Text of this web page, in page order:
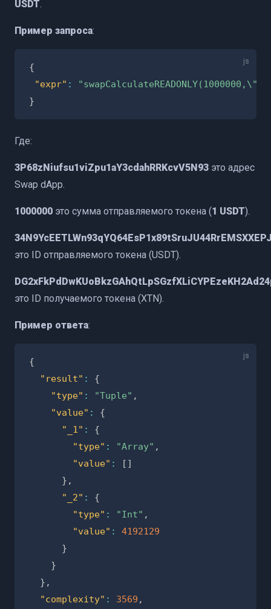
USDT.
Пример запроса:
{
"expr" :
}
Где:
3P68zNiufsu1viZpu1aY3cdahRRKcvV5N93 это адрес
Swap dApp.
1000000 это сумма отправляемого токена (1 USDT).
это ID отправляемого токена (USDT).
это ID получаемого токена (XTN).
Пример ответа:
{
"result" :
{
"type" : "Tuple" ,
"value" :
{
"_1" :
{
"type" : "Array" ,
"value" : [ ]
} ,
"_2" :
{
"type" : "Int" ,
"value" :
4192129
}
}
} ,
"complexity" : 3569 ,